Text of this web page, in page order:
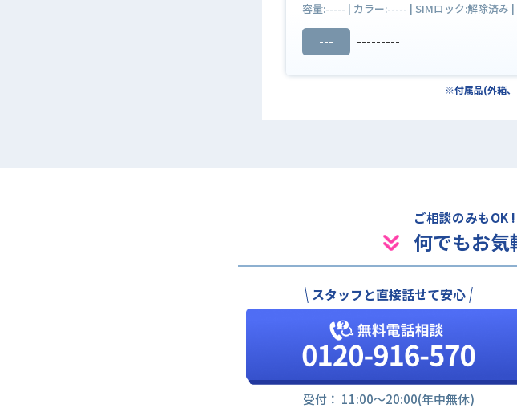
容量:----- | カラー:----- | SIMロック:解除済み |
--- ---------
※付属品(外箱、
ご相談のみもOK
何でもお
スタッフと直接話せて安心
受付： 11:00〜20:00(年中無休)